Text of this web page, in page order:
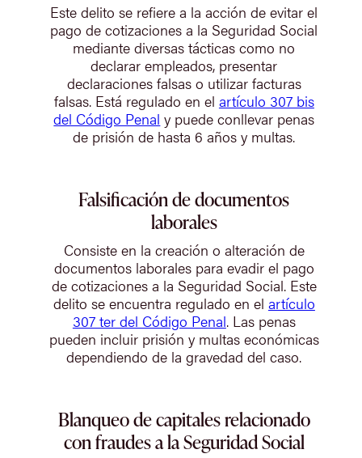
Este delito se refiere a la acción de evitar el
pago de cotizaciones a la Seguridad Social
mediante diversas tácticas como no
declarar empleados, presentar
declaraciones falsas o utilizar facturas
falsas. Está regulado en el artículo 307 bis
del Código Penal y puede conllevar penas
de prisión de hasta 6 años y multas.
Falsificación de documentos
laborales
Consiste en la creación o alteración de
documentos laborales para evadir el pago
de cotizaciones a la Seguridad Social. Este
delito se encuentra regulado en el artículo
307 ter del Código Penal. Las penas
pueden incluir prisión y multas económicas
dependiendo de la gravedad del caso.
Blanqueo de capitales relacionado
con fraudes a la Seguridad Social